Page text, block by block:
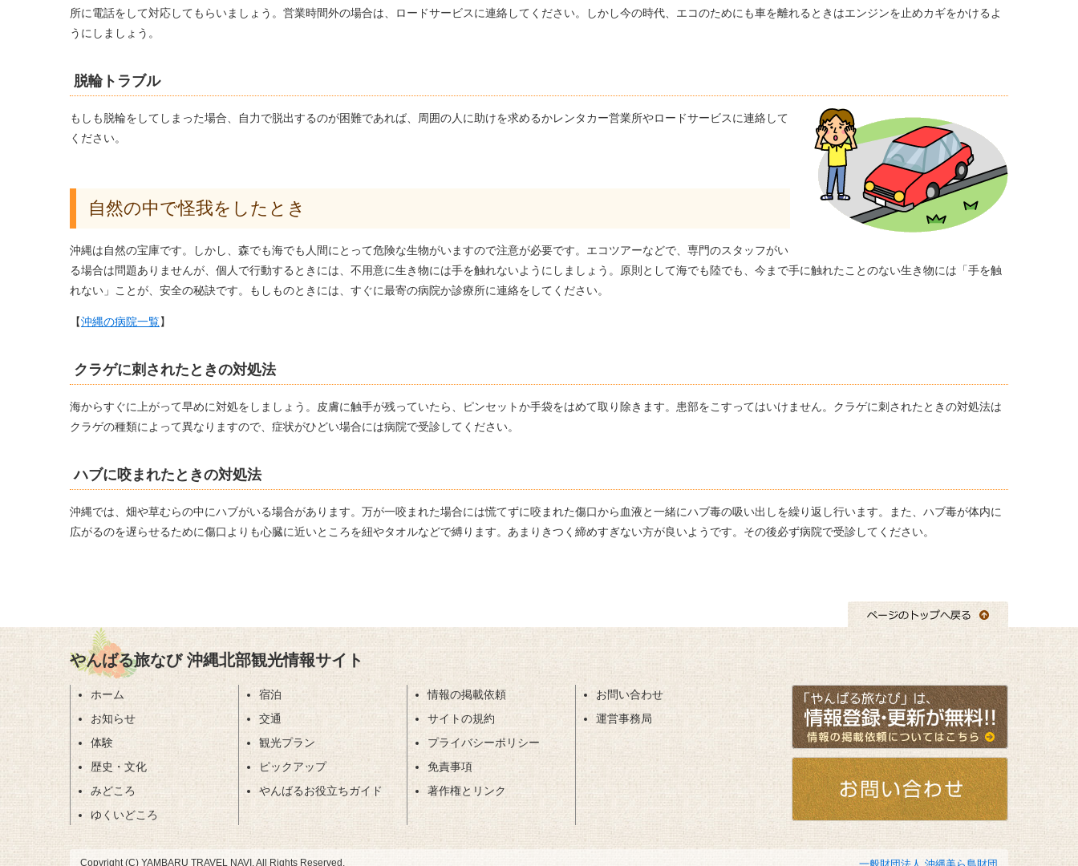
所に電話をして対応してもらいましょう。営業時間外の場合は、ロードサービスに連絡してください。しかし今の時代、エコのためにも車を離れるときはエンジンを止めカギをかけるよ
うにしましょう。
脱輪トラブル
もしも脱輪をしてしまった場合、自力で脱出するのが困難であれば、周囲の人に助けを求めるかレンタカー営業所やロードサービスに連絡して
ください。
自然の中で怪我をしたとき
沖縄は自然の宝庫です。しかし、森でも海でも人間にとって危険な生物がいますので注意が必要です。エコツアーなどで、専門のスタッフがい
る場合は問題ありませんが、個人で行動するときには、不用意に生き物には手を触れないようにしましょう。原則として海でも陸でも、今まで手に触れたことのない生き物には「手を触
れない」ことが、安全の秘訣です。もしものときには、すぐに最寄の病院か診療所に連絡をしてください。
【沖縄の病院一覧】
クラゲに刺されたときの対処法
海からすぐに上がって早めに対処をしましょう。皮膚に触手が残っていたら、ピンセットか手袋をはめて取り除きます。患部をこすってはいけません。クラゲに刺されたときの対処法は
クラゲの種類によって異なりますので、症状がひどい場合には病院で受診してください。
ハブに咬まれたときの対処法
沖縄では、畑や草むらの中にハブがいる場合があります。万が一咬まれた場合には慌てずに咬まれた傷口から血液と一緒にハブ毒の吸い出しを繰り返し行います。また、ハブ毒が体内に
広がるのを遅らせるために傷口よりも心臓に近いところを紐やタオルなどで縛ります。あまりきつく締めすぎない方が良いようです。その後必ず病院で受診してください。
やんばる旅なび 沖縄北部観光情報サイト
ホーム
お知らせ
体験
歴史・文化
みどころ
ゆくいどころ
宿泊
交通
観光プラン
ピックアップ
やんばるお役立ちガイド
情報の掲載依頼
サイトの規約
プライバシーポリシー
免責事項
著作権とリンク
お問い合わせ
運営事務局
Copyright (C) YAMBARU TRAVEL NAVI. All Rights Reserved.